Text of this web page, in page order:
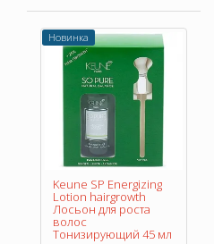
Новинка
Keune SP Energizing
Lotion hairgrowth
Лосьон для роста
волос
Тонизирующий 45 мл